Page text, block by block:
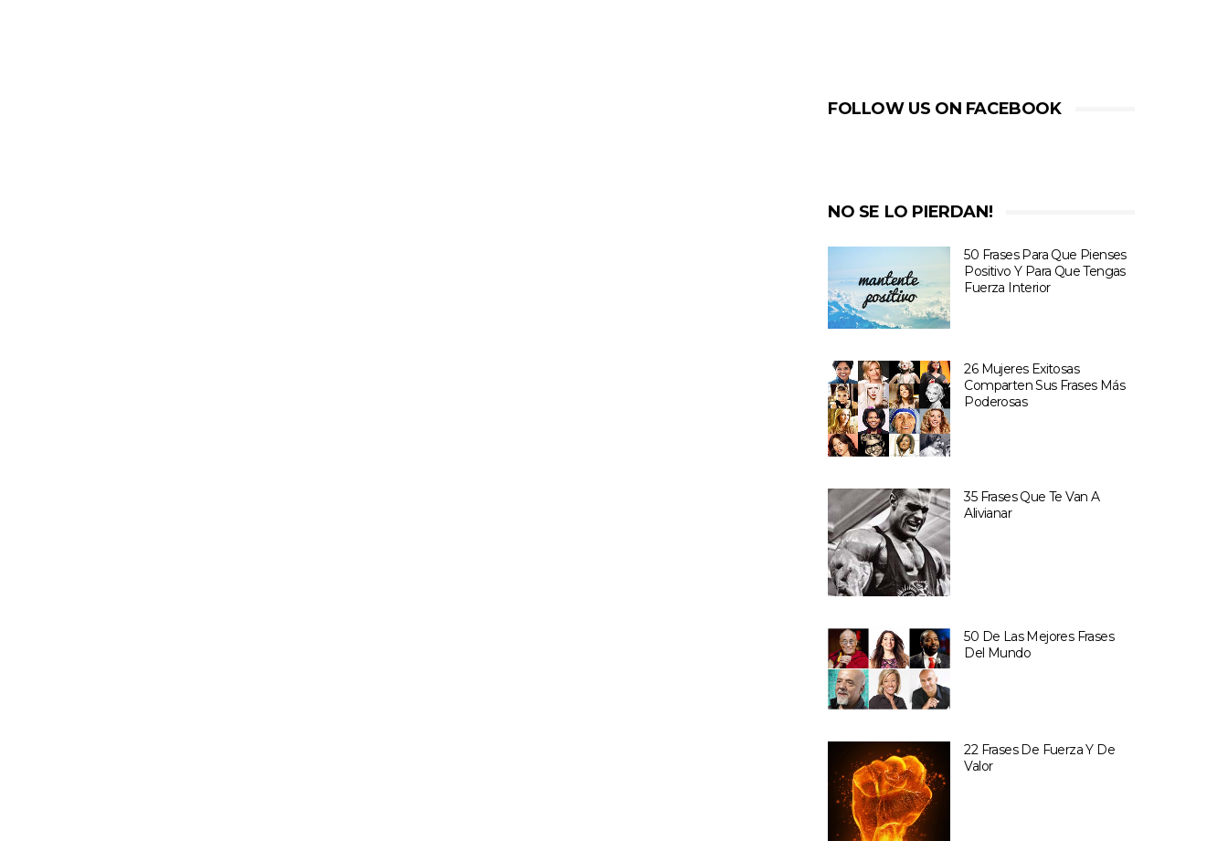
FOLLOW US ON FACEBOOK
NO SE LO PIERDAN!
50 Frases Para Que Pienses
Positivo Y Para Que Tengas
Fuerza Interior
26 Mujeres Exitosas
Comparten Sus Frases Más
Poderosas
35 Frases Que Te Van A
Alivianar
50 De Las Mejores Frases
Del Mundo
22 Frases De Fuerza Y De
Valor